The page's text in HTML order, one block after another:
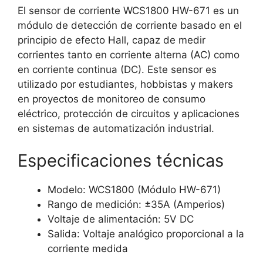
El sensor de corriente WCS1800 HW-671 es un
módulo de detección de corriente basado en el
principio de efecto Hall, capaz de medir
corrientes tanto en corriente alterna (AC) como
en corriente continua (DC). Este sensor es
utilizado por estudiantes, hobbistas y makers
en proyectos de monitoreo de consumo
eléctrico, protección de circuitos y aplicaciones
en sistemas de automatización industrial.
Especificaciones técnicas
Modelo: WCS1800 (Módulo HW-671)
Rango de medición: ±35A (Amperios)
Voltaje de alimentación: 5V DC
Salida: Voltaje analógico proporcional a la
corriente medida